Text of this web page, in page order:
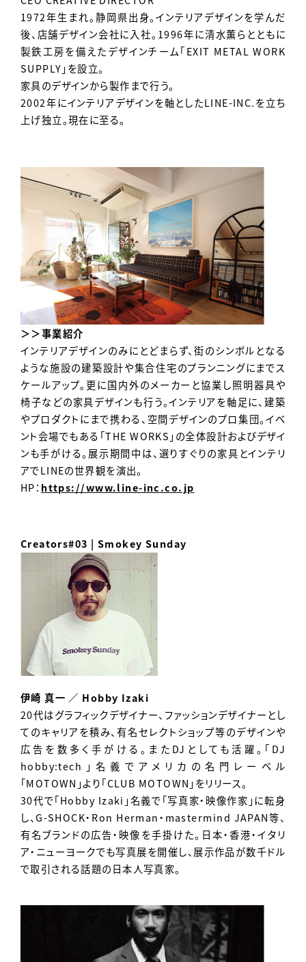
1972年生まれ。静岡県出身。インテリアデザインを学んだ
後、店舗デザイン会社に入社。1996年に清水薫らとともに
製鉄工房を備えたデザインチーム「EXIT METAL WORK
SUPPLY」を設立。
家具のデザインから製作まで行う。
2002年にインテリアデザインを軸としたLINE-INC.を立ち
上げ独立。現在に至る。
＞＞事業紹介
インテリアデザインのみにとどまらず、街のシンボルとなる
ような施設の建築設計や集合住宅のプランニングにまでス
ケールアップ。更に国内外のメーカーと協業し照明器具や
椅子などの家具デザインも行う。インテリアを軸足に、建築
やプロダクトにまで携わる、空間デザインのプロ集団。イベ
ント会場でもある「THE WORKS」の全体設計およびデザイ
ンも手がける。展示期間中は、選りすぐりの家具とインテリ
アでLINEの世界観を演出。
HP： https://www.line-inc.co.jp
Creators#03 | Smokey Sunday
伊崎 真一 ／ Hobby Izaki
20代はグラフィックデザイナー、ファッションデザイナーとし
てのキャリアを積み、有名セレクトショップ等のデザインや
広告を数多く手がける。またDJとしても活躍。「DJ
hobby:tech」名義でアメリカの名門レーベル
「MOTOWN」より「CLUB MOTOWN」をリリース。
30代で「Hobby Izaki」名義で「写真家・映像作家」に転身
し、G-SHOCK・Ron Herman・mastermind JAPAN等、
有名ブランドの広告・映像を手掛けた。日本・香港・イタリ
ア・ニューヨークでも写真展を開催し、展示作品が数千ドル
で取引される話題の日本人写真家。